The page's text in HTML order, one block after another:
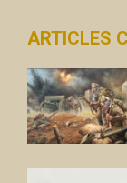
ARTICLES